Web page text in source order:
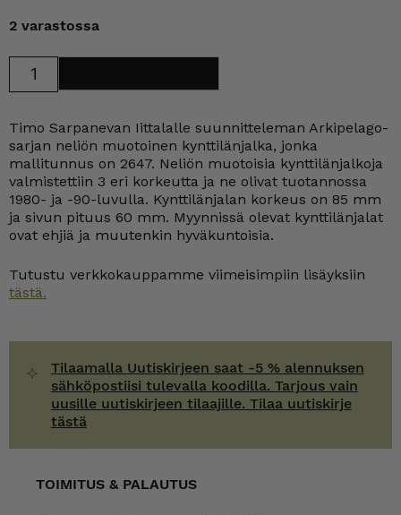
2 varastossa
Arkipelago
mm
määrä
Timo Sarpanevan Iittalalle suunnitteleman Arkipelago-
sarjan neliön muotoinen kynttilänjalka, jonka
mallitunnus on 2647. Neliön muotoisia kynttilänjalkoja
valmistettiin 3 eri korkeutta ja ne olivat tuotannossa
1980- ja -90-luvulla. Kynttilänjalan korkeus on 85 mm
ja sivun pituus 60 mm. Myynnissä olevat kynttilänjalat
ovat ehjiä ja muutenkin hyväkuntoisia.
Tutustu verkkokauppamme viimeisimpiin lisäyksiin
tästä.
Tilaamalla Uutiskirjeen saat -5 % alennuksen
sähköpostiisi tulevalla koodilla. Tarjous vain
uusille uutiskirjeen tilaajille. Tilaa uutiskirje
tästä
TOIMITUS & PALAUTUS